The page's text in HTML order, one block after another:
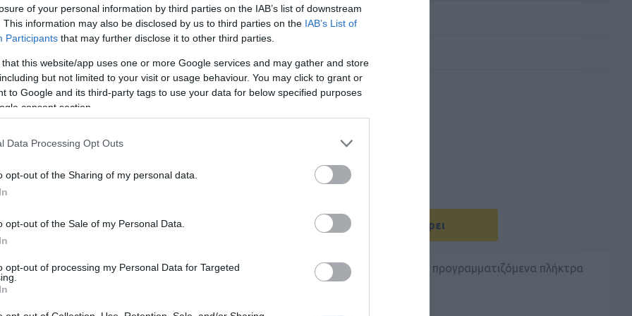
of your personal information by third parties on the IAB’s list of downstream
This information may also be disclosed by us to third parties on the IAB’s List of
Participants that may further disclose it to other third parties.
that this website/app uses one or more Google services and may gather and store
but not limited to your visit or usage behaviour. You may click to grant or
to Google and its third-party tags to use your data for below specified purposes
consent section.
Data Processing Opt Outs
opt-out of the Sharing of my personal data.
opt-out of the Sale of my Personal Data.
opt-out of processing my Personal Data for Targeted
ΕΑΝ: 6937295607413
Download Με Ενδιαφέρει
IP τηλέφωνο ξενοδοχείου χωρίς οθόνη, με κομψό σχεδιασμό. Διαθέτει δύο προγραμματιζόμενα πλήκτρα
Opus.